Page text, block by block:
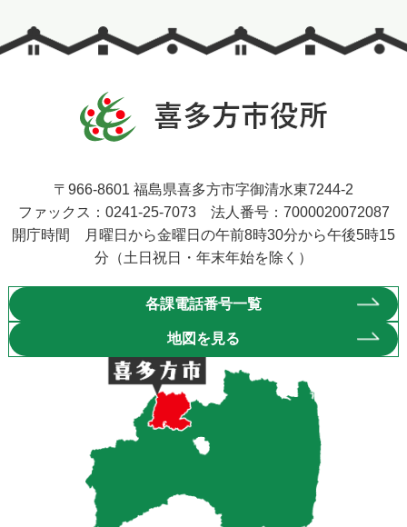
〒966-8601 福島県喜多方市字御清水東7244-2
ファックス：0241-25-7073 法人番号：7000020072087
開庁時間 月曜日から金曜日の午前8時30分から午後5時15
分（土日祝日・年末年始を除く）
各課電話番号一覧
地図を見る